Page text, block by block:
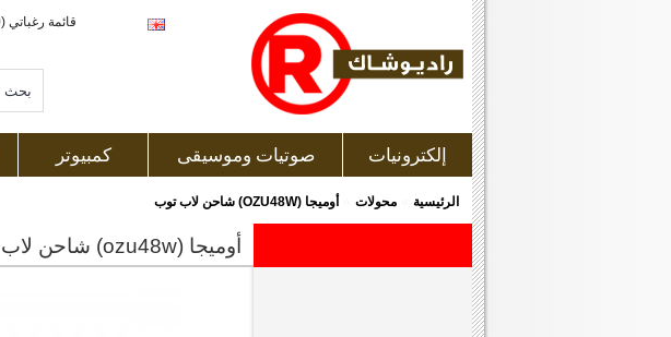
قائمة رغباتي (0)
إلكترونيات صوتيات وموسيقى كمبيوتر
الرئيسية محولات » أوميجا (OZU48W) شاحن لاب توب
أوميجا (ozu48w) شاحن لاب توب